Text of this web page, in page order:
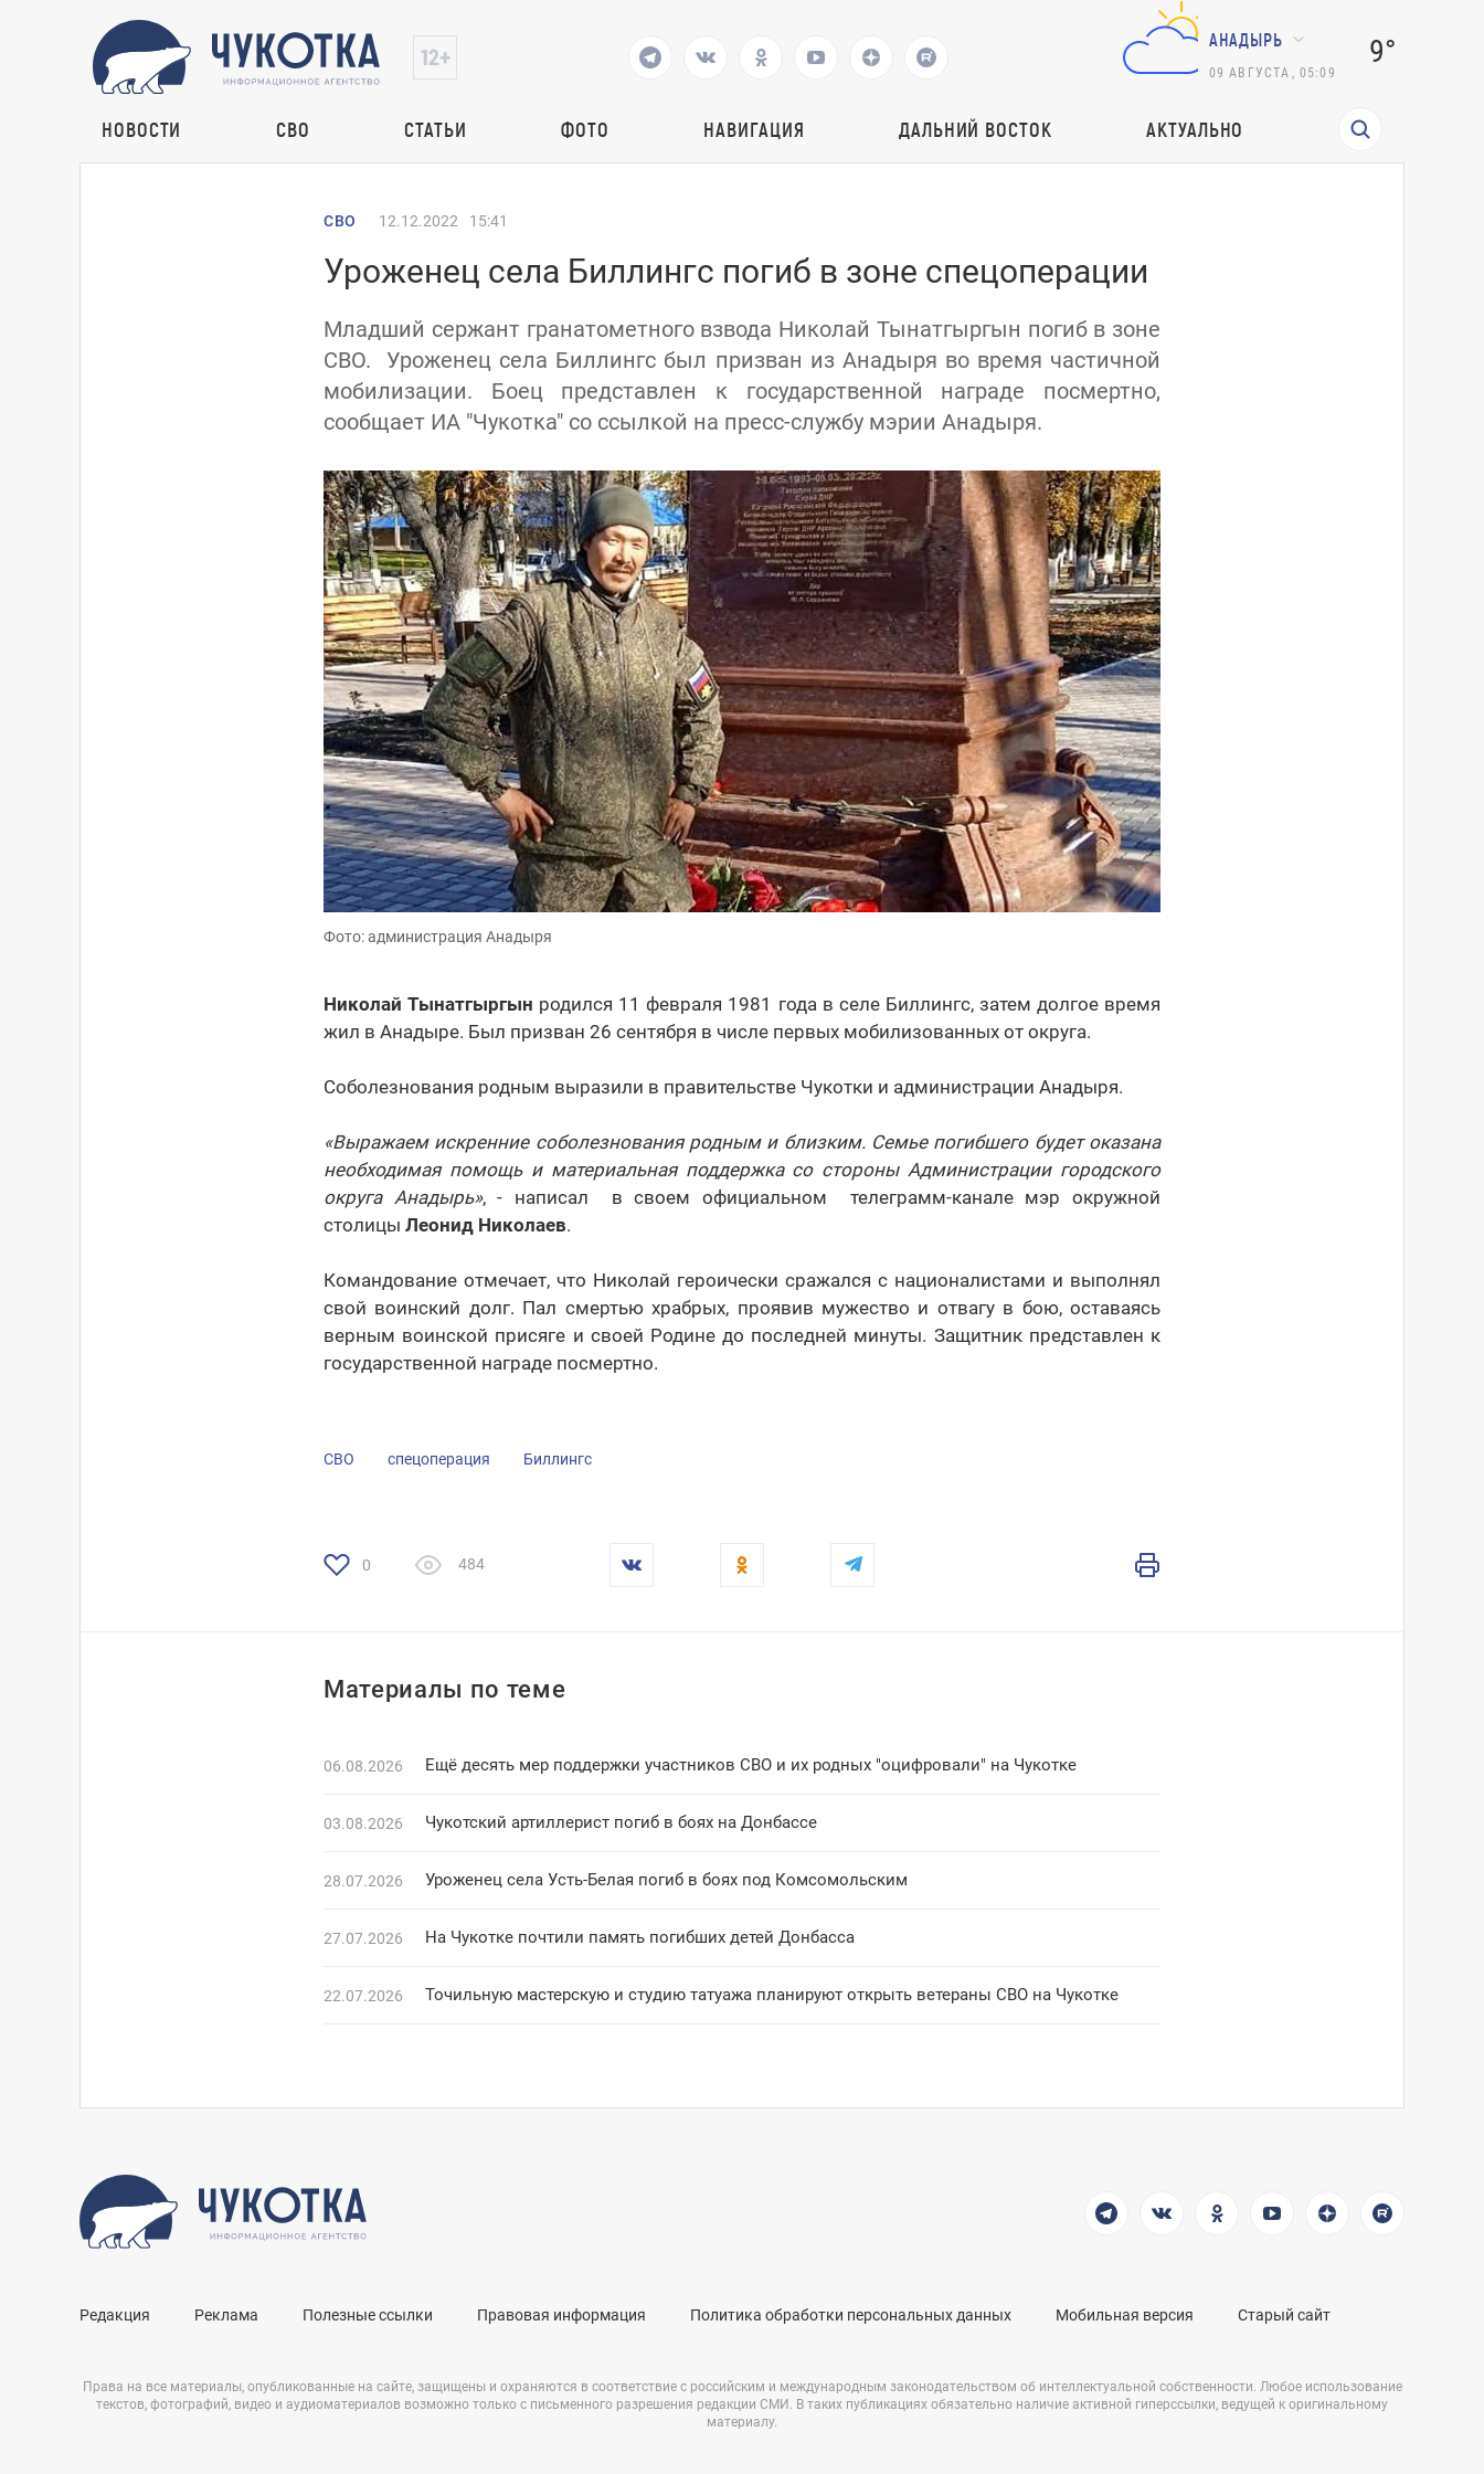
АНАДЫРЬ
09 АВГУСТА 05:09
9°
НОВОСТИ СВО СТАТЬИ ФОТО НАВИГАЦИЯ ДАЛЬНИЙ ВОСТОК АКТУАЛЬНО
СВО 12.12.2022 15:41
Уроженец села Биллингс погиб в зоне спецоперации
Младший сержант гранатометного взвода Николай Тынатгыргын погиб в зоне
СВО. Уроженец села Биллингс был призван из Анадыря во время частичной
мобилизации. Боец представлен к государственной награде посмертно,
сообщает ИА "Чукотка" со ссылкой на пресс-службу мэрии Анадыря.
Фото: администрация Анадыря
Николай Тынатгыргын родился 11 февраля 1981 года в селе Биллингс, затем долгое время
жил в Анадыре. Был призван 26 сентября в числе первых мобилизованных от округа.
Соболезнования родным выразили в правительстве Чукотки и администрации Анадыря.
«Выражаем искренние соболезнования родным и близким. Семье погибшего будет оказана
необходимая помощь и материальная поддержка со стороны Администрации городского
округа Анадырь», - написал в своем официальном телеграмм-канале мэр окружной
столицы Леонид Николаев.
Командование отмечает, что Николай героически сражался с националистами и выполнял
свой воинский долг. Пал смертью храбрых, проявив мужество и отвагу в бою, оставаясь
верным воинской присяге и своей Родине до последней минуты. Защитник представлен к
государственной награде посмертно.
СВО спецоперация Биллингс
0 484
Материалы по теме
06.08.2026 Ещё десять мер поддержки участников СВО и их родных "оцифровали" на Чукотке
03.08.2026 Чукотский артиллерист погиб в боях на Донбассе
28.07.2026 Уроженец села Усть-Белая погиб в боях под Комсомольским
27.07.2026 На Чукотке почтили память погибших детей Донбасса
22.07.2026 Точильную мастерскую и студию татуажа планируют открыть ветераны СВО на Чукотке
Редакция Реклама Полезные ссылки Правовая информация Политика обработки персональных данных Мобильная версия Старый сайт
Права на все материалы, опубликованные на сайте, защищены и охраняются в соответствие с российским и международным законодательством об интеллектуальной собственности. Любое использование
текстов, фотографий, видео и аудиоматериалов возможно только с письменного разрешения редакции СМИ. В таких публикациях обязательно наличие активной гиперссылки, ведущей к оригинальному
материалу.